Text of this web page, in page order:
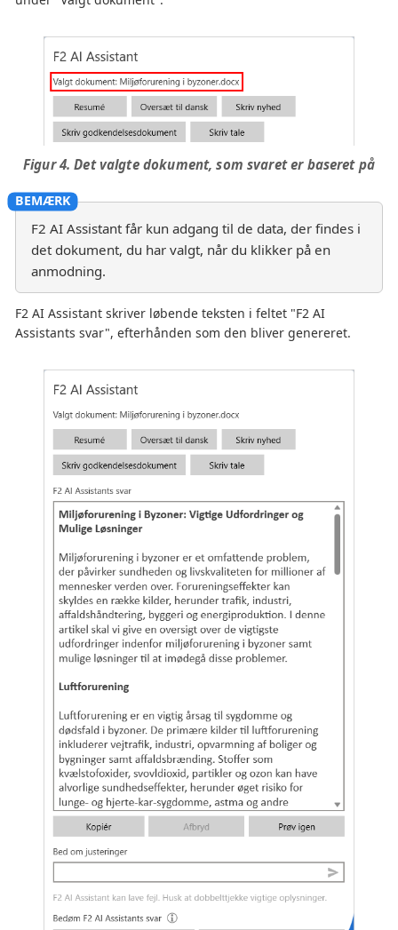
Figur 4. Det valgte dokument, som svaret er baseret på
F2 AI Assistant får kun adgang til de data, der findes i
det dokument, du har valgt, når du klikker på en
anmodning.
F2 AI Assistant skriver løbende teksten i feltet "F2 AI
Assistants svar", efterhånden som den bliver genereret.